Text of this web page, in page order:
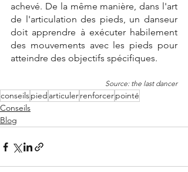
achevé. De la même manière, dans l'art
de l'articulation des pieds, un danseur
doit apprendre à exécuter habilement
des mouvements avec les pieds pour
atteindre des objectifs spécifiques.
Source: the last dancer
conseilspied articulerrenforcerpointé
Conseils
Blog